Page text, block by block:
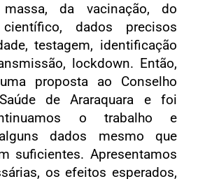
da vacinação, do
científico, dados precisos
testagem, identificação
lockdown. Então,
proposta ao Conselho
de Araraquara e foi
o trabalho e
dados mesmo que
suficientes. Apresentamos
os efeitos esperados,